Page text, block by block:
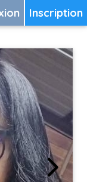
Inscription